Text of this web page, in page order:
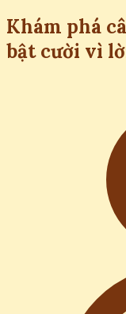
Khám phá
bật cười vì